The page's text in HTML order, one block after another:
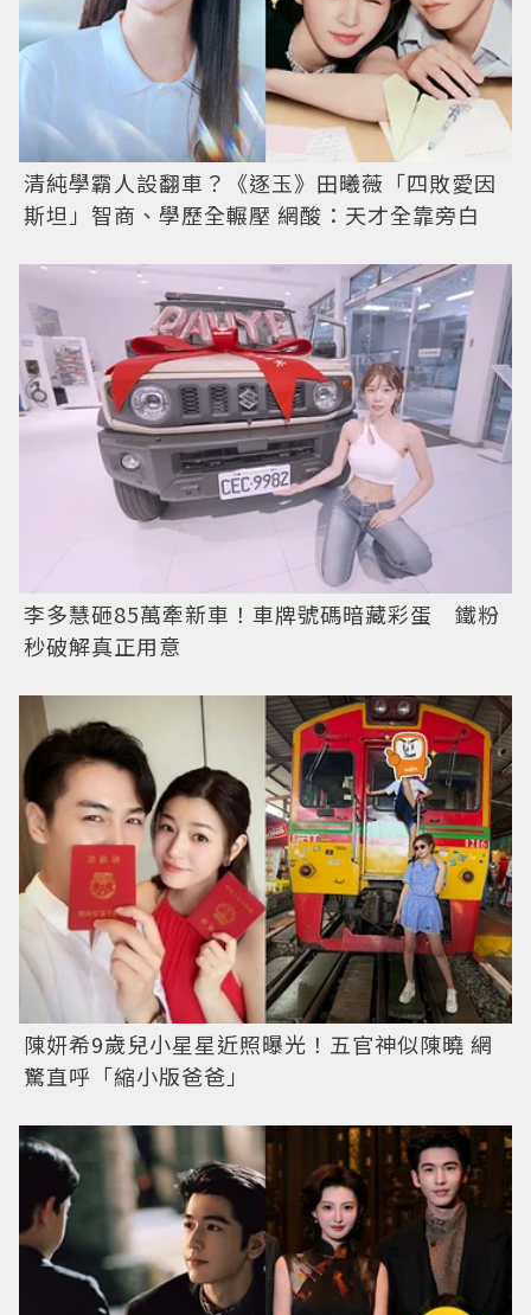
清純學霸人設翻車？《逐玉》田曦薇「四敗愛因
斯坦」智商、學歷全輾壓 網酸：天才全靠旁白
李多慧砸85萬牽新車！車牌號碼暗藏彩蛋 鐵粉
秒破解真正用意
陳妍希9歲兒小星星近照曝光！五官神似陳曉 網
驚直呼「縮小版爸爸」